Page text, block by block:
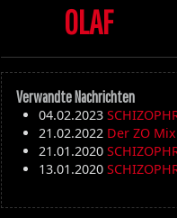
OLAF
Verwandte Nachrichten
04.02.2023
21.02.2022 Der ZO
21.01.2020
13.01.2020